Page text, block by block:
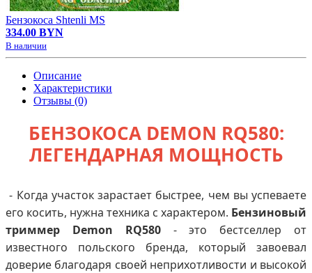
Бензокоса Shtenli MS
334.00 BYN
В наличии
Описание
Характеристики
Отзывы (0)
БЕНЗОКОСА DEMON RQ580:
ЛЕГЕНДАРНАЯ МОЩНОСТЬ
- Когда участок зарастает быстрее, чем вы успеваете
его косить, нужна техника с характером. Бензиновый
триммер Demon RQ580- это бестселлер от
известного польского бренда, который завоевал
доверие благодаря своей неприхотливости и высокой